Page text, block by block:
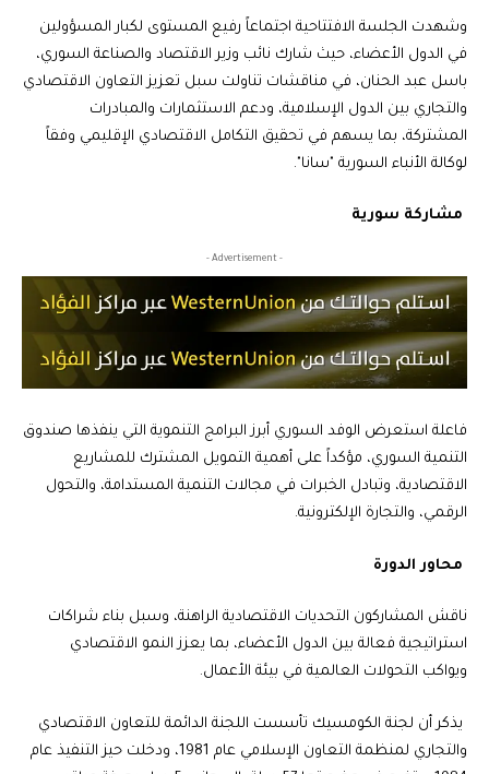
وشهدت الجلسة الافتتاحية اجتماعاً رفيع المستوى لكبار المسؤولين
في الدول الأعضاء، حيث شارك نائب وزير الاقتصاد والصناعة السوري،
باسل عبد الحنان، في مناقشات تناولت سبل تعزيز التعاون الاقتصادي
والتجاري بين الدول الإسلامية، ودعم الاستثمارات والمبادرات
المشتركة، بما يسهم في تحقيق التكامل الاقتصادي الإقليمي وفقاً
لوكالة الأنباء السورية "سانا".
مشاركة سورية
- Advertisement -
فاعلة استعرض الوفد السوري أبرز البرامج التنموية التي ينفذها صندوق
التنمية السوري، مؤكداً على أهمية التمويل المشترك للمشاريع
الاقتصادية، وتبادل الخبرات في مجالات التنمية المستدامة، والتحول
الرقمي، والتجارة الإلكترونية.
محاور الدورة
ناقش المشاركون التحديات الاقتصادية الراهنة، وسبل بناء شراكات
استراتيجية فعالة بين الدول الأعضاء، بما يعزز النمو الاقتصادي
ويواكب التحولات العالمية في بيئة الأعمال.
يذكر أن لجنة الكومسيك تأسست اللجنة الدائمة للتعاون الاقتصادي
والتجاري لمنظمة التعاون الإسلامي عام 1981، ودخلت حيز التنفيذ عام